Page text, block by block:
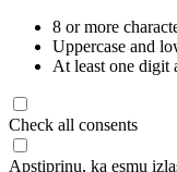
8 or more
Uppercase and
At least one digit
Check all consents
Apstiprinu, ka esmu